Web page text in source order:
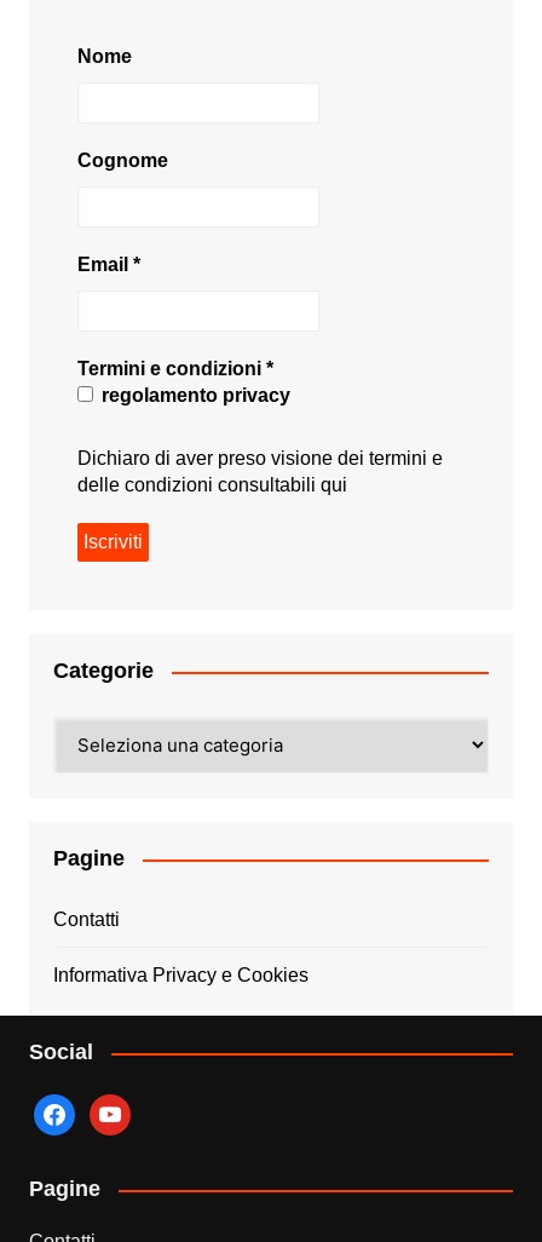
Nome
Cognome
Email *
Termini e condizioni *
regolamento privacy
Dichiaro di aver preso visione dei termini e
delle condizioni consultabili qui
Categorie
Pagine
Contatti
Informativa Privacy e Cookies
Social
facebookyoutube
Pagine